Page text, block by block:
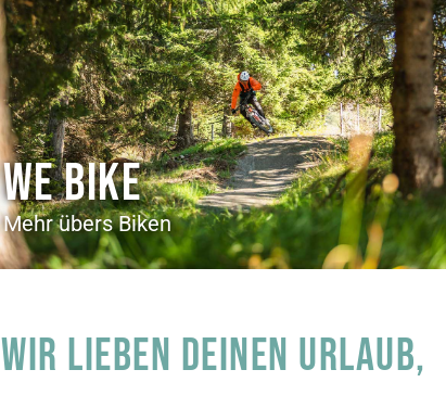
WE BIKE
Mehr übers Biken
Wir lieben deinen Urlaub,